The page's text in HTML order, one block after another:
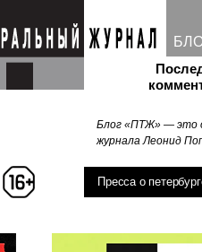
Блог «ПТЖ» — это
журнала Леонид
Пресса о